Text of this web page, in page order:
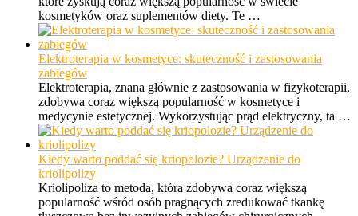
kosmetyków oraz suplementów diety. Te …
Elektroterapia w kosmetyce: skuteczność i zastosowania
zabiegów
Elektroterapia, znana głównie z zastosowania w fizykoterapii,
zdobywa coraz większą popularność w kosmetyce i
medycynie estetycznej. Wykorzystując prąd elektryczny, ta …
Kiedy warto poddać się kriopolozie? Urządzenie do
kriolipolizy
Kriolipoliza to metoda, która zdobywa coraz większą
popularność wśród osób pragnących zredukować tkankę